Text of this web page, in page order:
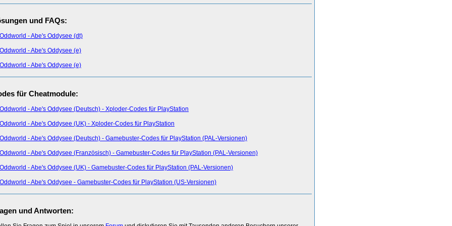
und FAQs:
Oddworld - Abe's Oddysee (dt)
Oddworld - Abe's Oddysee (e)
Oddworld - Abe's Oddysee (e)
für Cheatmodule:
Oddworld - Abe's Oddysee (Deutsch) - Xploder-Codes für PlayStation
Oddworld - Abe's Oddysee (UK) - Xploder-Codes für PlayStation
Oddworld - Abe's Oddysee (Deutsch) - Gamebuster-Codes für PlayStation (PAL-Versionen)
Oddworld - Abe's Oddysee (Französisch) - Gamebuster-Codes für PlayStation (PAL-Versionen)
Oddworld - Abe's Oddysee (UK) - Gamebuster-Codes für PlayStation (PAL-Versionen)
Oddworld - Abe's Oddysee - Gamebuster-Codes für PlayStation (US-Versionen)
und Antworten: